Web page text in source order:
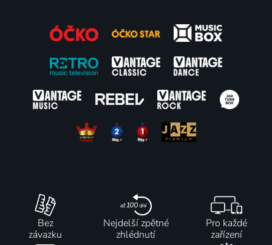
Bez
závazku
Nejdelší zpětné
zhlédnutí
Pro každé
zařízení